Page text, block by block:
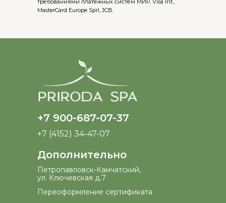
требованиями платежных систем МИР, Visa Int.,
MasterCard Europe Sprl, JCB.
+7 900-687-07-37
+7 (4152) 34-47-07
Дополнительно
Петропавловск-Камчатский,
ул. Ключевская д.7
Переоформление сертификата